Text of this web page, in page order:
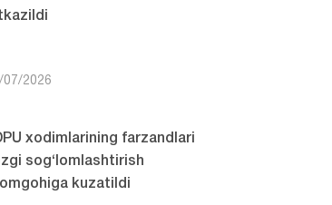
07/2026
xodimlarining farzandlari
sog‘lomlashtirish
kuzatildi